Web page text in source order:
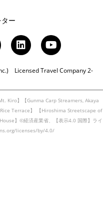
Licensed Travel Company 2-
ー
Kiro】【Gunma Carp Streamers, Akaya
Terrace】
【Hiroshima Streetscape of
】©経済産業省、【表示4.0 国際】ライ
licenses/by/4.0/